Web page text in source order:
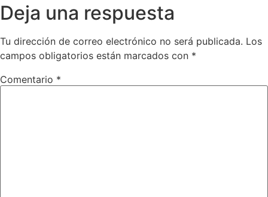
Deja una respuesta
Tu dirección de correo electrónico no será publicada. Los
campos obligatorios están marcados con *
Comentario *